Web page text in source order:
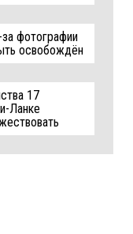
фотографии
освобождён
17
Ланке